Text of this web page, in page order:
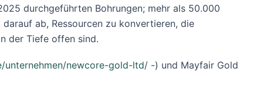
durchgeführten Bohrungen; mehr als 50.000
ab, Ressourcen zu konvertieren, die
der Tiefe offen sind.
unternehmen/newcore-gold-ltd/ -) und Mayfair Gold